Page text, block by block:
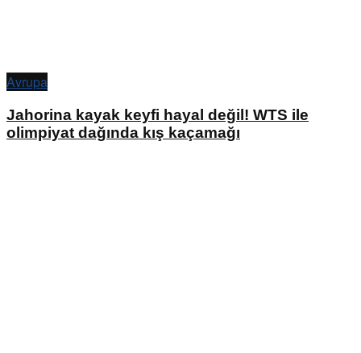
Avrupa
Jahorina kayak keyfi hayal değil! WTS ile
olimpiyat dağında kış kaçamağı